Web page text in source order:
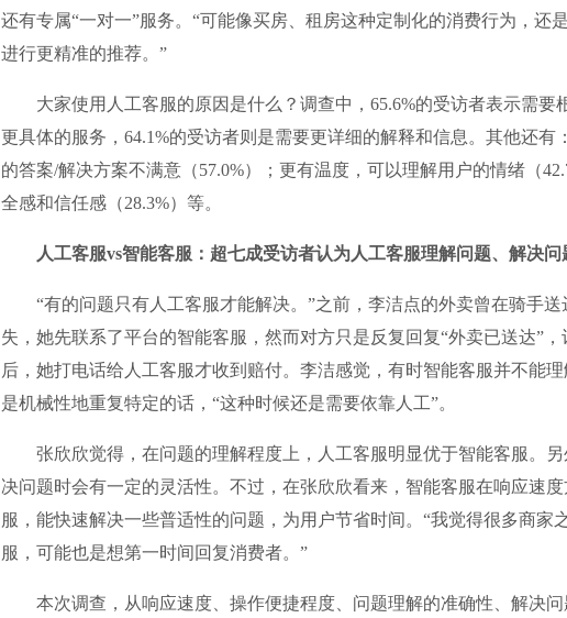
还有专属“一对一”服务。“可能像买房、租房这种定制化的消费行为，还
进行更精准的推荐。”
大家使用人工客服的原因是什么？调查中，65.6%的受访者表示需要
更具体的服务，64.1%的受访者则是需要更详细的解释和信息。其他还有
的答案/解决方案不满意（57.0%）；更有温度，可以理解用户的情绪（
全感和信任感（28.3%）等。
人工客服vs智能客服：超七成受访者认为人工客服理解问题、解决
“有的问题只有人工客服才能解决。”之前，李洁点的外卖曾在骑手送
失，她先联系了平台的智能客服，然而对方只是反复回复“外卖已送达”
后，她打电话给人工客服才收到赔付。李洁感觉，有时智能客服并不能
是机械性地重复特定的话，“这种时候还是需要依靠人工”。
张欣欣觉得，在问题的理解程度上，人工客服明显优于智能客服。另
决问题时会有一定的灵活性。不过，在张欣欣看来，智能客服在响应速
服，能快速解决一些普适性的问题，为用户节省时间。“我觉得很多商家
服，可能也是想第一时间回复消费者。”
本次调查，从响应速度、操作便捷程度、问题理解的准确性、解决问